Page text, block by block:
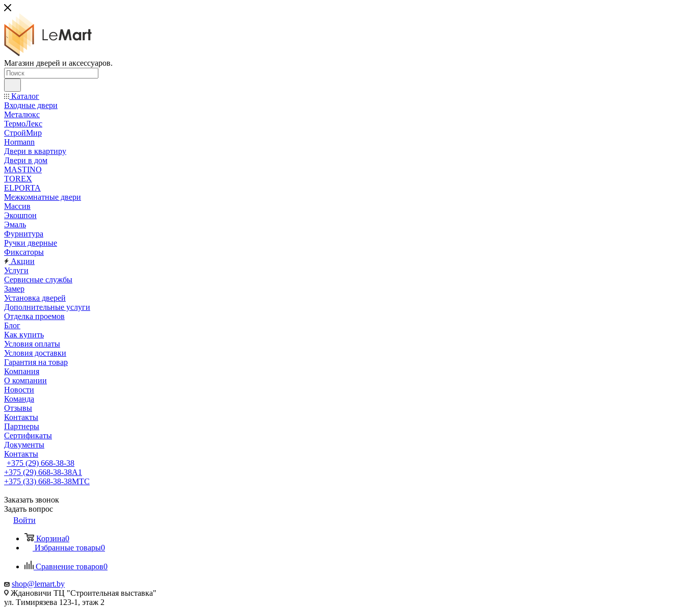
Магазин дверей и аксессуаров.
Каталог
Входные двери
Металюкс
ТермоЛекс
СтройМир
Hormann
Двери в квартиру
Двери в дом
MASTINO
TOREX
ELPORTA
Межкомнатные двери
Массив
Экошпон
Эмаль
Фурнитура
Ручки дверные
Фиксаторы
Акции
Услуги
Сервисные службы
Замер
Установка дверей
Дополнительные услуги
Отделка проемов
Блог
Как купить
Условия оплаты
Условия доставки
Гарантия на товар
Компания
О компании
Новости
Команда
Отзывы
Контакты
Партнеры
Сертификаты
Документы
Контакты
+375 (29) 668-38-38
+375 (29) 668-38-38A1
+375 (33) 668-38-38МТС
Заказать звонок
Задать вопрос
Войти
Корзина0
Избранные товары0
Сравнение товаров0
shop@lemart.by
Ждановичи ТЦ "Строительная выставка"
ул. Тимирязева 123-1, этаж 2